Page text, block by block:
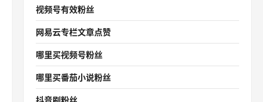
视频号有效粉丝
网易云专栏文章点赞
哪里买视频号粉丝
哪里买番茄小说粉丝
抖音刷粉丝